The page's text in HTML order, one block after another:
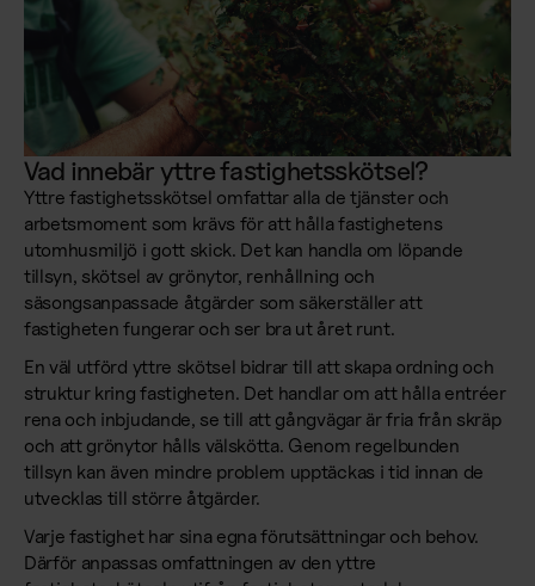
Vad innebär yttre fastighetsskötsel?
Yttre fastighetsskötsel omfattar alla de tjänster och
arbetsmoment som krävs för att hålla fastighetens
utomhusmiljö i gott skick. Det kan handla om löpande
tillsyn, skötsel av grönytor, renhållning och
säsongsanpassade åtgärder som säkerställer att
fastigheten fungerar och ser bra ut året runt.
En väl utförd yttre skötsel bidrar till att skapa ordning och
struktur kring fastigheten. Det handlar om att hålla entréer
rena och inbjudande, se till att gångvägar är fria från skräp
och att grönytor hålls välskötta. Genom regelbunden
tillsyn kan även mindre problem upptäckas i tid innan de
utvecklas till större åtgärder.
Varje fastighet har sina egna förutsättningar och behov.
Därför anpassas omfattningen av den yttre